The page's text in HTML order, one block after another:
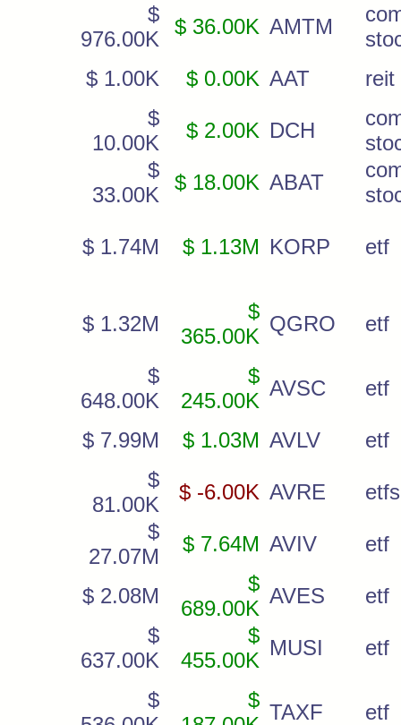
$
976.00K
$ 36.00K AMTM
$ 1.00K
$ 0.00K AAT
reit
$
10.00K
$ 2.00K DCH
$
33.00K
$ 18.00K ABAT
$ 1.74M $ 1.13M KORP etf
$ 1.32M
$
365.00K
QGRO etf
$
648.00K
$
245.00K
AVSC etf
$ 7.99M $ 1.03M AVLV
etf
$
81.00K
$ -6.00K AVRE
etfs
$
27.07M
$ 7.64M AVIV etf
$ 2.08M
$
689.00K
AVES
etf
$
637.00K
$
455.00K
MUSI etf
$
$
TAXF etf